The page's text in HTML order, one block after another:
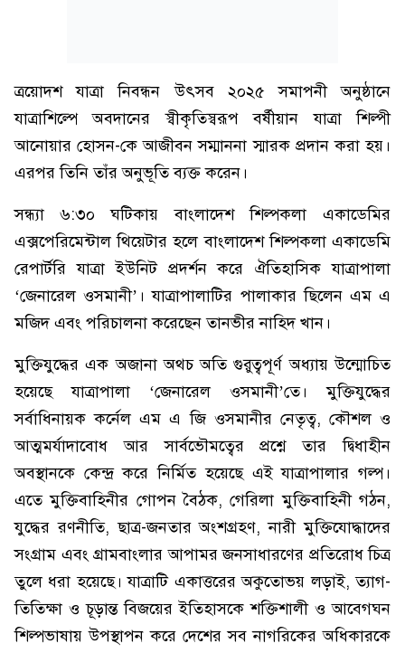
ত্রয়োদশ যাত্রা নিবন্ধন উৎসব ২০২৫ সমাপনী অনুষ্ঠানে
যাত্রাশিল্পে অবদানের স্বীকৃতিস্বরূপ বর্ষীয়ান যাত্রা শিল্পী
আনোয়ার হোসন-কে আজীবন সম্মাননা স্মারক প্রদান করা হয়।
এরপর তিনি তাঁর অনুভূতি ব্যক্ত করেন।
সন্ধ্যা ৬:৩০ ঘটিকায় বাংলাদেশ শিল্পকলা একাডেমির
এক্সপেরিমেন্টাল থিয়েটার হলে বাংলাদেশ শিল্পকলা একাডেমি
রেপার্টরি যাত্রা ইউনিট প্রদর্শন করে ঐতিহাসিক যাত্রাপালা
‘জেনারেল ওসমানী’। যাত্রাপালাটির পালাকার ছিলেন এম এ
মজিদ এবং পরিচালনা করেছেন তানভীর নাহিদ খান।
মুক্তিযুদ্ধের এক অজানা অথচ অতি গুরুত্বপূর্ণ অধ্যায় উন্মোচিত
হয়েছে যাত্রাপালা ‘জেনারেল ওসমানী’তে। মুক্তিযুদ্ধের
সর্বাধিনায়ক কর্নেল এম এ জি ওসমানীর নেতৃত্ব, কৌশল ও
আত্মমর্যাদাবোধ আর সার্বভৌমত্বের প্রশ্নে তার দ্বিধাহীন
অবস্থানকে কেন্দ্র করে নির্মিত হয়েছে এই যাত্রাপালার গল্প।
এতে মুক্তিবাহিনীর গোপন বৈঠক, গেরিলা মুক্তিবাহিনী গঠন,
যুদ্ধের রণনীতি, ছাত্র-জনতার অংশগ্রহণ, নারী মুক্তিযোদ্ধাদের
সংগ্রাম এবং গ্রামবাংলার আপামর জনসাধারণের প্রতিরোধ চিত্র
তুলে ধরা হয়েছে। যাত্রাটি একাত্তরের অকুতোভয় লড়াই, ত্যাগ-
তিতিক্ষা ও চূড়ান্ত বিজয়ের ইতিহাসকে শক্তিশালী ও আবেগঘন
শিল্পভাষায় উপস্থাপন করে দেশের সব নাগরিকের অধিকারকে